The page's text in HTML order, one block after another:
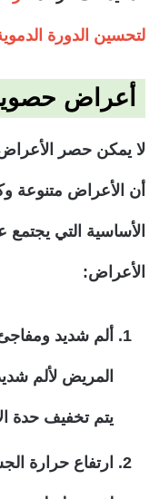
لتحسين الدورة
أعراض
لا يمكن حصر
أن الأعراض متنوعة
الأساسية التي
الأعراض:
ألم شديد
المريض لألم
يتم تخفيف حدة
ارتفاع حرارة